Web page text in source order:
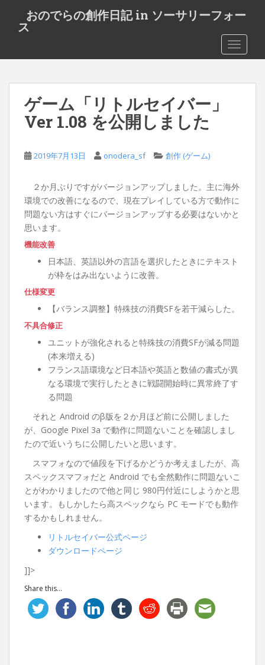
t
おのでらの創作日記 in ソーサリーフォー
ス
ゲーム「リトルセイバー」
Ver 1.08 を公開しました
2019年7月13日 onodera_sf 創作 (ゲーム)
２か月ぶりですがバージョンアップしました。主に海外
環境での改善になるので、現在プレイしている方で動作に
問題ない方はすぐにバージョンアップする必要はないかと
思います。
機能改善
日本語、英語以外の言語を選択したときにテキスト
が枠をはみ出ないように改善。
仕様変更
【バランス調整】特殊技の消費SFを若干減らした。
不具合修正
ユニットが強化されると特殊技の消費SFが減る問題
(本来増える)
フランス語環境など日本語や英語と数値の書式が異
なる環境で実行したときに戦闘開始時に異常終了す
る問題
それと Android のβ版を２か月ほど前に公開しました
が、Google Pixel 3a で動作に問題ないことを確認しまし
たので近いうちに公開したいと思います。
スマフォなので値段を下げるかどうか考えましたが、高
スペックスマフォだと Android でも全然動作に問題ないこ
とがわかりましたので他と同じ 980円付近にしようかと思
います。もしかしたら高スペックなら PC モードでも動作
するかもしれません。
リトルセイバー公式ページ
ダウンロードページ
]]>
Share this...